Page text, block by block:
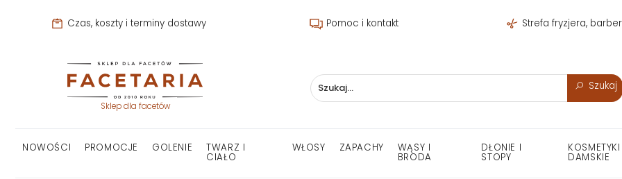
Czas, koszty i terminy dostawy Pomoc i kontakt Strefa fryzjera,
Sklep dla facetów
Szukaj
NOWOŚCI PROMOCJE GOLENIE TWARZ I
CIAŁO
WŁOSY ZAPACHY WĄSY I
BRODA
DŁONIE I
STOPY
KOSMETYKI
DAMSKIE